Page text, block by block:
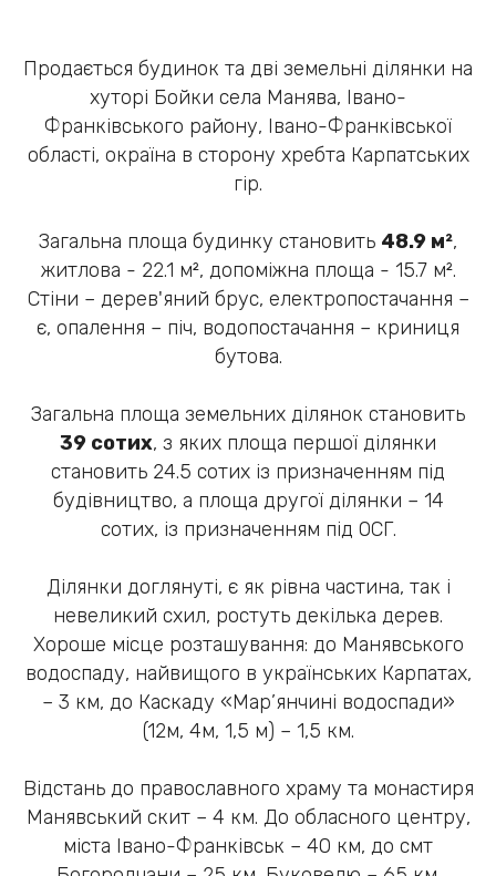
Продається будинок та дві земельні ділянки на
хуторі Бойки села Манява, Івано-
Франківського району, Івано-Франківської
області, окраїна в сторону хребта Карпатських
гір.
Загальна площа будинку становить 48.9 м²,
житлова - 22.1 м², допоміжна площа - 15.7 м².
Стіни – дерев'яний брус, електропостачання –
є, опалення – піч, водопостачання – криниця
бутова.
Загальна площа земельних ділянок становить
39 сотих, з яких площа першої ділянки
становить 24.5 сотих із призначенням під
будівництво, а площа другої ділянки – 14
сотих, із призначенням під ОСГ.
Ділянки доглянуті, є як рівна частина, так і
невеликий схил, ростуть декілька дерев.
Хороше місце розташування: до Манявського
водоспаду, найвищого в українських Карпатах,
– 3 км, до Каскаду «Мар’янчині водоспади»
(12м, 4м, 1,5 м) – 1,5 км.
Відстань до православного храму та монастиря
Манявський скит – 4 км. До обласного центру,
міста Івано-Франківськ – 40 км, до смт